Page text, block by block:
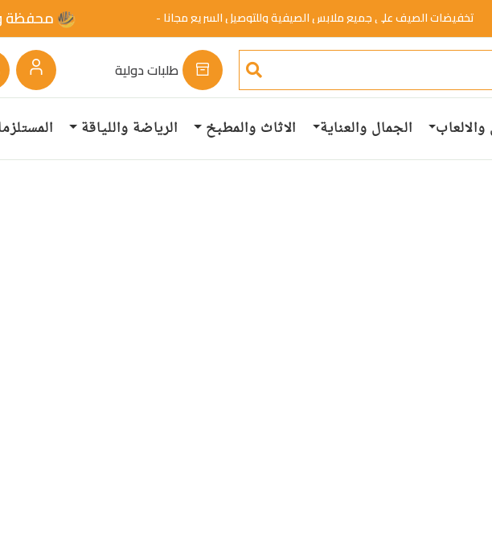
تخفيضات الصيف علي جميع ملابس الصيفية وللتوصيل السريع مجانا -
خصم 50%. تسوق الان محفظة
طلبات دولية
والالعاب الجمال والعناية الاثاث والمطبخ الرياضة واللياقة